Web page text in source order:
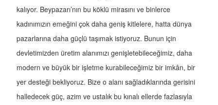
kalıyor. Beypazarı’nın bu köklü mirasını ve binlerce
kadınımızın emeğini çok daha geniş kitlelere, hatta dünya
pazarlarına daha güçlü taşımak istiyoruz. Bunun için
devletimizden üretim alanımızı genişletebileceğimiz, daha
modern ve büyük bir işletme kurabileceğimiz bir imkân, bir
yer desteği bekliyoruz. Bize o alanı sağladıklarında gerisini
halledecek güç, azim ve ustalık bu kınalı ellerde fazlasıyla